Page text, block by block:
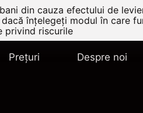
din cauza efectului de
înțelegeți modul în care
privind riscurile
Prețuri Despre noi